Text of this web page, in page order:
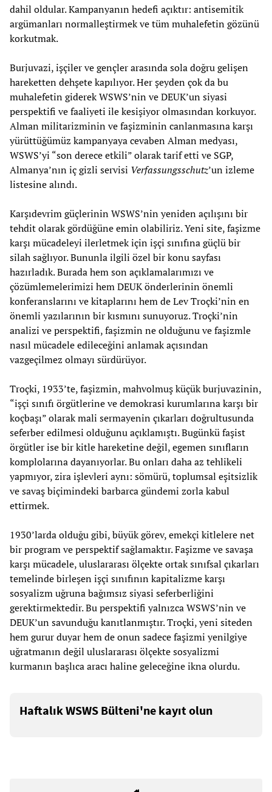
dahil oldular. Kampanyanın hedefi açıktır: antisemitik
argümanları normalleştirmek ve tüm muhalefetin gözünü
korkutmak.
Burjuvazi, işçiler ve gençler arasında sola doğru gelişen
hareketten dehşete kapılıyor. Her şeyden çok da bu
muhalefetin giderek WSWS’nin ve DEUK’un siyasi
perspektifi ve faaliyeti ile kesişiyor olmasından korkuyor.
Alman militarizminin ve faşizminin canlanmasına karşı
yürüttüğümüz kampanyaya cevaben Alman medyası,
WSWS’yi “son derece etkili” olarak tarif etti ve SGP,
Almanya’nın iç gizli servisi Verfassungsschutz’un izleme
listesine alındı.
Karşıdevrim güçlerinin WSWS’nin yeniden açılışını bir
tehdit olarak gördüğüne emin olabiliriz. Yeni site, faşizme
karşı mücadeleyi ilerletmek için işçi sınıfına güçlü bir
silah sağlıyor. Bununla ilgili özel bir konu sayfası
hazırladık. Burada hem son açıklamalarımızı ve
çözümlemelerimizi hem DEUK önderlerinin önemli
konferanslarını ve kitaplarını hem de Lev Troçki’nin en
önemli yazılarının bir kısmını sunuyoruz. Troçki’nin
analizi ve perspektifi, faşizmin ne olduğunu ve faşizmle
nasıl mücadele edileceğini anlamak açısından
vazgeçilmez olmayı sürdürüyor.
Troçki, 1933’te, faşizmin, mahvolmuş küçük burjuvazinin,
“işçi sınıfı örgütlerine ve demokrasi kurumlarına karşı bir
koçbaşı” olarak mali sermayenin çıkarları doğrultusunda
seferber edilmesi olduğunu açıklamıştı. Bugünkü faşist
örgütler ise bir kitle hareketine değil, egemen sınıfların
komplolarına dayanıyorlar. Bu onları daha az tehlikeli
yapmıyor, zira işlevleri aynı: sömürü, toplumsal eşitsizlik
ve savaş biçimindeki barbarca gündemi zorla kabul
ettirmek.
1930’larda olduğu gibi, büyük görev, emekçi kitlelere net
bir program ve perspektif sağlamaktır. Faşizme ve savaşa
karşı mücadele, uluslararası ölçekte ortak sınıfsal çıkarları
temelinde birleşen işçi sınıfının kapitalizme karşı
sosyalizm uğruna bağımsız siyasi seferberliğini
gerektirmektedir. Bu perspektifi yalnızca WSWS’nin ve
DEUK’un savunduğu kanıtlanmıştır. Troçki, yeni siteden
hem gurur duyar hem de onun sadece faşizmi yenilgiye
uğratmanın değil uluslararası ölçekte sosyalizmi
kurmanın başlıca aracı haline geleceğine ikna olurdu.
Haftalık WSWS Bülteni'ne kayıt olun